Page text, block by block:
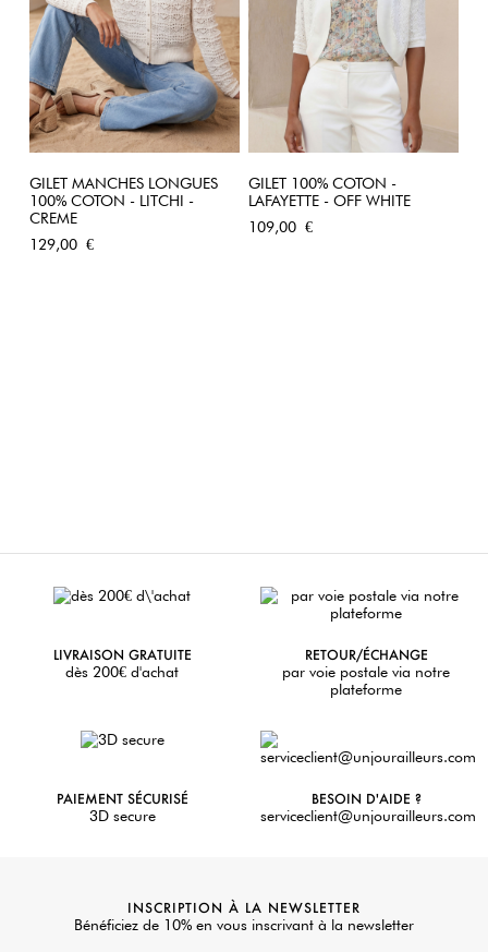
GILET MANCHES LONGUES
100% COTON - LITCHI -
CREME
Prix
129,00 €
GILET 100% COTON -
LAFAYETTE - OFF WHITE
Prix
109,00 €
LIVRAISON GRATUITE
dès 200€ d'achat
RETOUR/ÉCHANGE
par voie postale via notre
plateforme
PAIEMENT SÉCURISÉ
3D secure
BESOIN D'AIDE ?
serviceclient@unjourailleurs.com
INSCRIPTION À LA NEWSLETTER
Bénéficiez de 10% en vous inscrivant à la newsletter